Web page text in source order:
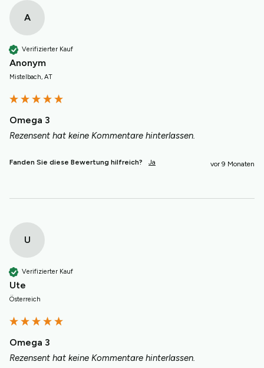
A
Verifizierter Kauf
Anonym
Mistelbach, AT
Omega 3
Rezensent hat keine Kommentare hinterlassen.
Fanden Sie diese Bewertung hilfreich? Ja vor 9 Monaten
U
Verifizierter Kauf
Ute
Österreich
Omega 3
Rezensent hat keine Kommentare hinterlassen.